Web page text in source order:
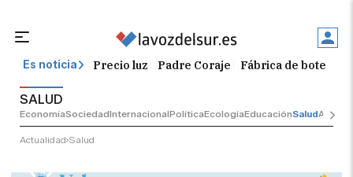
Es noticia Precio luz Padre Coraje Fábrica de botellas
SALUD
EconomíaSociedadInternacionalPolíticaEcologíaEducaciónSalud
Actualidad Salud